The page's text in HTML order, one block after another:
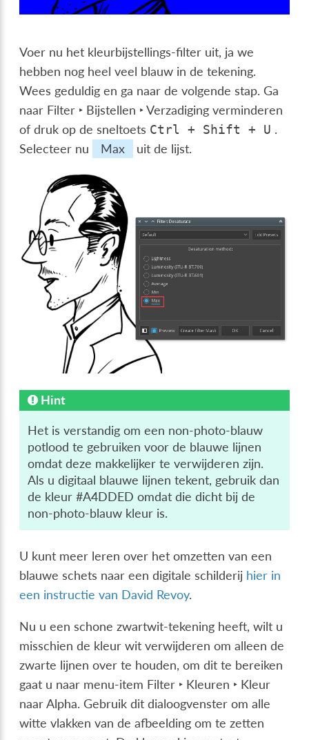
Voer nu het kleurbijstellings-filter uit, ja we
hebben nog heel veel blauw in de tekening.
Wees geduldig en ga naar de volgende stap. Ga
naar Filter ‣ Bijstellen ‣ Verzadiging verminderen
of druk op de sneltoets Ctrl + Shift + U .
Selecteer nu
Max uit de lijst.
Hint
Het is verstandig om een non-photo-blauw
potlood te gebruiken voor de blauwe lijnen
omdat deze makkelijker te verwijderen zijn.
Als u digitaal blauwe lijnen tekent, gebruik dan
de kleur #A4DDED omdat die dicht bij de
non-photo-blauw kleur is.
U kunt meer leren over het omzetten van een
blauwe schets naar een digitale schilderij hier in
een instructie van David Revoy.
Nu u een schone zwartwit-tekening heeft, wilt u
misschien de kleur wit verwijderen om alleen de
zwarte lijnen over te houden, om dit te bereiken
gaat u naar menu-item Filter ‣ Kleuren ‣ Kleur
naar Alpha. Gebruik dit dialoogvenster om alle
witte vlakken van de afbeelding om te zetten